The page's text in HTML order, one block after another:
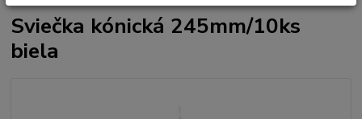
Sviečka kónická 245mm/10ks
biela